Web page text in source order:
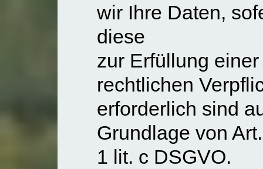
wir Ihre Daten,
diese
zur Erfüllung einer
rechtlichen
erforderlich sind
Grundlage von
1 lit. c DSGVO.